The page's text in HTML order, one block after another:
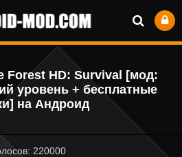
Forest HD: Survival [мод:
уровень + бесплатные
на Андроид
220000